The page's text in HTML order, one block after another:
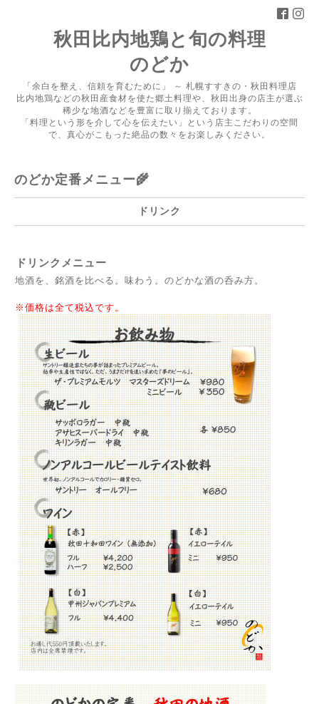
秋田比内地鶏と旬の料理
のどか
「余白を整え、信頼を育むために」 ～ 札幌すすきの・秋田料理店
比内地鶏などの秋田産食材を使た郷土料理や、秋田出身の店主が選ぶ
稀少な地酒などを豊富に取り揃えております。
「料理という形を介して心を伝えたい」という店主こだわりの空間
で、真心がこもった絶品の数々をお楽しみください。
のどか定番メニュー🌾
ドリンク
ドリンクメニュー
地酒を、銘酒を比べる。味わう。のどかな酒の呑み方。
※価格は全て税込です。